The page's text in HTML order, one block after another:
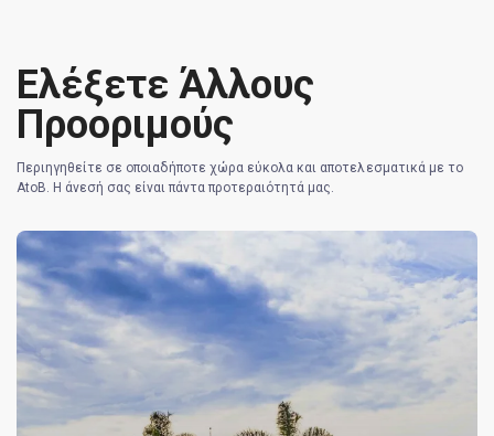
Ελέξετε Άλλους
Προοριμούς
Περιηγηθείτε σε οποιαδήποτε χώρα εύκολα και αποτελεσματικά με το
AtoB. Η άνεσή σας είναι πάντα προτεραιότητά μας.